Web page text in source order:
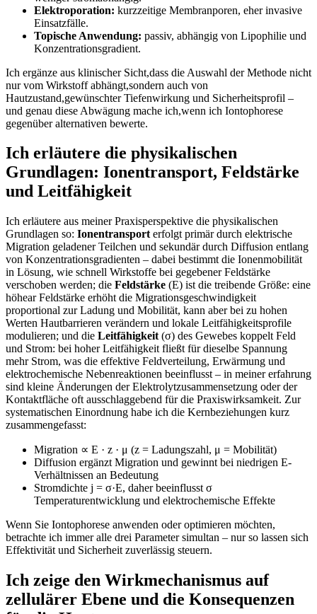
Elektroporation: kurzzeitige Membranporen, eher invasive
Einsatzfälle.
Topische Anwendung: passiv, abhängig von Lipophilie und
Konzentrationsgradient.
Ich ergänze aus klinischer Sicht,dass die Auswahl der ⁢Methode nicht
nur vom Wirkstoff abhängt,sondern auch von
⁤Hautzustand,gewünschter Tiefenwirkung und Sicherheitsprofil –
und genau diese Abwägung mache ich,wenn ⁣ich Iontophorese
gegenüber alternativen bewerte.
Ich erläutere die physikalischen
Grundlagen: Ionentransport, Feldstärke
und‍ Leitfähigkeit
Ich erläutere ‌aus meiner Praxisperspektive die physikalischen
Grundlagen so: Ionentransport erfolgt primär durch elektrische
Migration geladener Teilchen und sekundär ‌durch Diffusion entlang
von Konzentrationsgradienten – dabei bestimmt die Ionenmobilität
in Lösung, wie schnell Wirkstoffe bei gegebener Feldstärke ​
verschoben‍ werden;‍ die Feldstärke ⁢(E) ist ‌die treibende Größe:‌ eine
höhear ⁢Feldstärke erhöht die Migrationsgeschwindigkeit
proportional zur Ladung und Mobilität, kann aber bei zu ⁤hohen
Werten Hautbarrieren verändern und lokale Leitfähigkeitsprofile
⁣modulieren; und die Leitfähigkeit (σ)‍ des Gewebes koppelt Feld
und Strom: bei hoher Leitfähigkeit fließt für dieselbe Spannung
mehr Strom, was ⁤die effektive ⁢Feldverteilung, Erwärmung und
elektrochemische ‍Nebenreaktionen⁢ beeinflusst – in meiner erfahrung
sind kleine‌ Änderungen der Elektrolytzusammensetzung oder der
⁣Kontaktfläche oft ausschlaggebend für die Praxiswirksamkeit. ‍Zur
systematischen Einordnung habe ich die Kernbeziehungen kurz
zusammengefasst:
Migration ∝ E · z · μ (z = Ladungszahl, μ = Mobilität)
Diffusion ergänzt Migration und gewinnt bei niedrigen E-
Verhältnissen an ⁣Bedeutung
Stromdichte j = σ·E, daher⁤ beeinflusst σ
Temperaturentwicklung und elektrochemische Effekte
Wenn Sie Iontophorese ‌anwenden oder optimieren möchten,
betrachte ich immer alle drei Parameter simultan – nur so lassen sich
Effektivität und Sicherheit zuverlässig ⁣steuern.
Ich zeige den Wirkmechanismus auf⁢
zellulärer Ebene und die Konsequenzen